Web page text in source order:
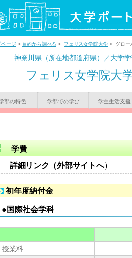
ページ > 目的から調べる > フェリス女学院大学 > グロー
神奈川県（所在地都道府県）／大学学
フェリス女学院大
部の特色 学部での学び 学生生活支援
学費
詳細リンク（外部サイトへ）
初年度納付金
●国際社会学科
授業料